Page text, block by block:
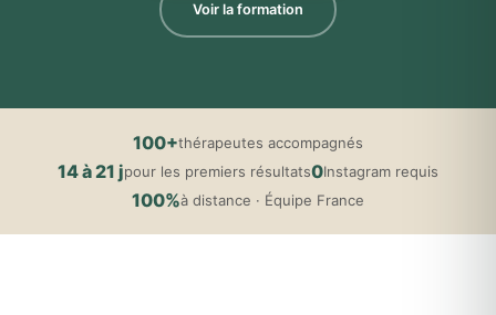
Voir la formation
100+thérapeutes accompagnés
14 à 21 jpour les premiers résultats0Instagram requis
100%à distance · Équipe France